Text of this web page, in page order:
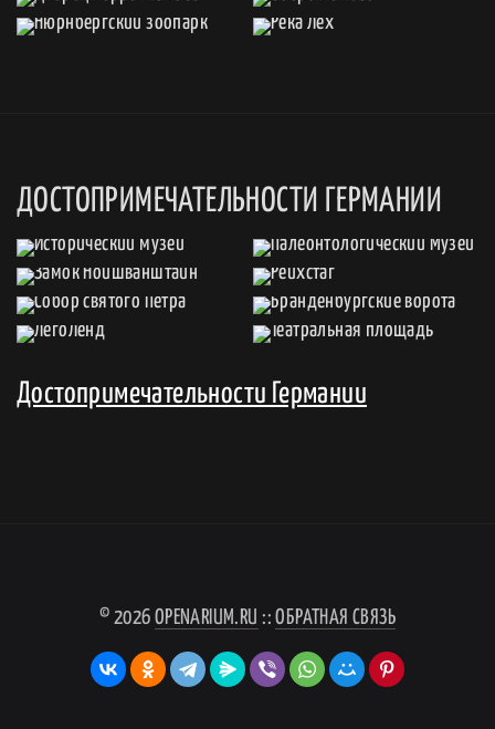
ДОСТОПРИМЕЧАТЕЛЬНОСТИ ГЕРМАНИИ
Достопримечательности Германии
© 2026 OPENARIUM.RU ::ОБРАТНАЯ СВЯЗЬ